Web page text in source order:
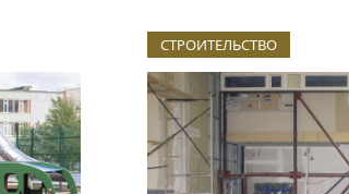
СТРОИТЕЛЬСТВО